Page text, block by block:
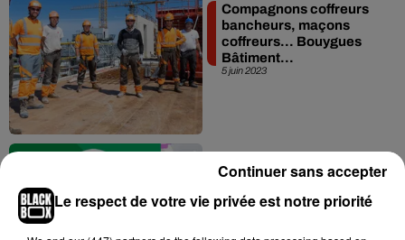
5 juin 2023
Compagnons coffreurs
bancheurs, maçons
coffreurs… Bouygues
Bâtiment...
l’étudiant au coeur des
Le respect de votre vie privée est notre priorité
Continuer sans accepter